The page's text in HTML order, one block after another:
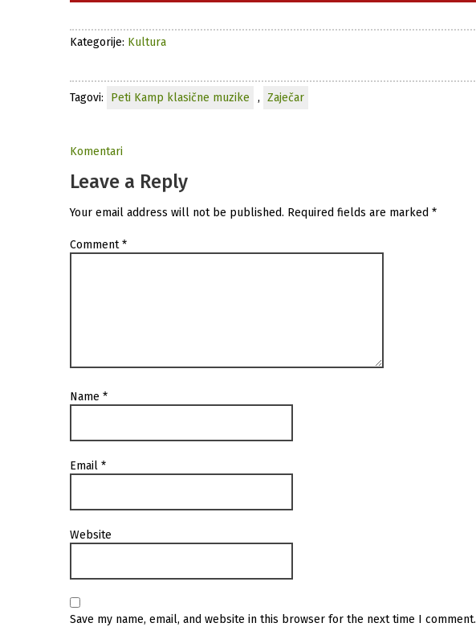
Kategorije: Kultura
Tagovi: Peti Kamp klasične muzike , Zaječar
Komentari
Leave a Reply
Your email address will not be published. Required fields are marked *
Comment*
Name *
Email *
Website
Save my name, email, and website in this browser for the next time I comment.